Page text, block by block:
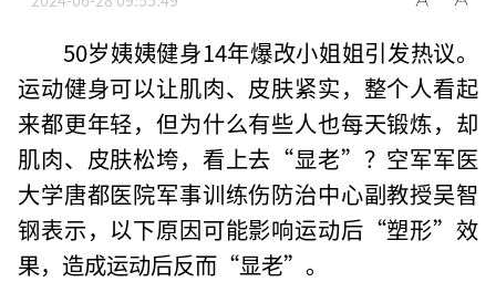
50岁姨姨健身14年爆改小姐姐引发热议。
运动健身可以让肌肉、皮肤紧实，整个人看起
来都更年轻，但为什么有些人也每天锻炼，却
肌肉、皮肤松垮，看上去“显老”？空军军医
大学唐都医院军事训练伤防治中心副教授吴智
钢表示，以下原因可能影响运动后“塑形”效
果，造成运动后反而“显老”。